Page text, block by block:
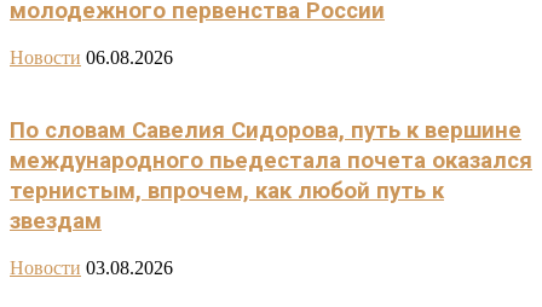
молодежного первенства России
Новости 06.08.2026
По словам Савелия Сидорова, путь к вершине
международного пьедестала почета оказался
тернистым, впрочем, как любой путь к
звездам
Новости 03.08.2026